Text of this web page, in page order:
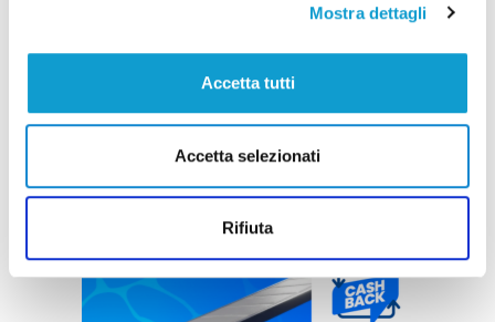
Mostra dettagli
Accetta tutti
Accetta selezionati
Rifiuta